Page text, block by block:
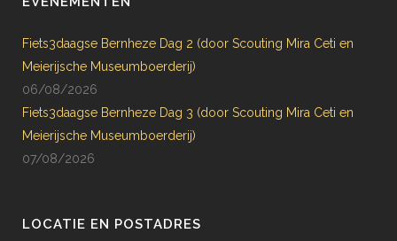
Fiets3daagse Bernheze Dag 2 (door Scouting Mira Ceti en
Meierijsche Museumboerderij)
06/08/2026
Fiets3daagse Bernheze Dag 3 (door Scouting Mira Ceti en
Meierijsche Museumboerderij)
07/08/2026
LOCATIE EN POSTADRES